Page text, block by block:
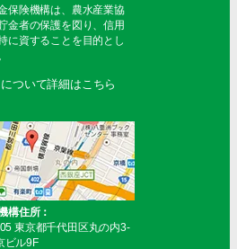
保険機構は、農水産業協
金者の保護を図り、信用
に資することを目的とし
ついて詳細はこちら
構住所：
東京都千代田区丸の内3-
ビル9F